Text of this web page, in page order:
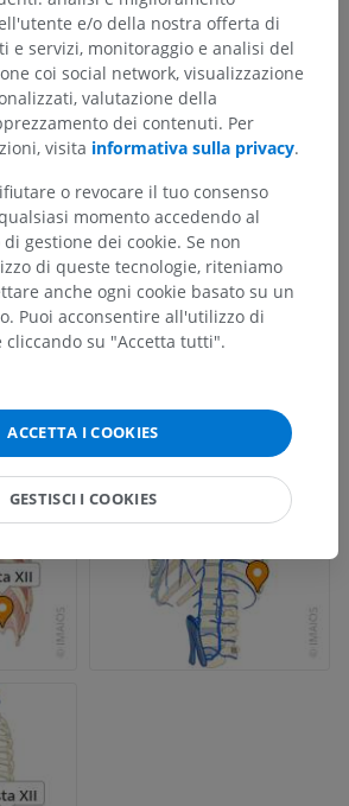
e/o della nostra offerta di
e servizi, monitoraggio e analisi del
coi social network, visualizzazione
valutazione della
dei contenuti. Per
visita informativa sulla privacy.
o revocare il tuo consenso
momento accedendo al
gestione dei cookie. Se non
di queste tecnologie, riteniamo
anche ogni cookie basato su un
Puoi acconsentire all'utilizzo di
cliccando su "Accetta tutti".
ACCETTA I COOKIES
GESTISCI I COOKIES